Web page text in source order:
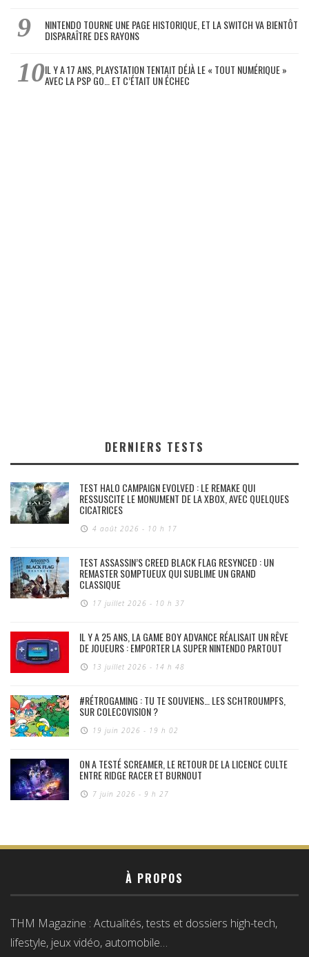
NINTENDO TOURNE UNE PAGE HISTORIQUE, ET LA SWITCH VA BIENTÔT
DISPARAÎTRE DES RAYONS
IL Y A 17 ANS, PLAYSTATION TENTAIT DÉJÀ LE « TOUT NUMÉRIQUE »
AVEC LA PSP GO… ET C’ÉTAIT UN ÉCHEC
DERNIERS TESTS
TEST HALO CAMPAIGN EVOLVED : LE REMAKE QUI
RESSUSCITE LE MONUMENT DE LA XBOX, AVEC QUELQUES
CICATRICES
4 août 2026 - 10 h 17
TEST ASSASSIN’S CREED BLACK FLAG RESYNCED : UN
REMASTER SOMPTUEUX QUI SUBLIME UN GRAND
CLASSIQUE
17 juillet 2026 - 10 h 37
IL Y A 25 ANS, LA GAME BOY ADVANCE RÉALISAIT UN RÊVE
DE JOUEURS : EMPORTER LA SUPER NINTENDO PARTOUT
13 juillet 2026 - 14 h 48
#RÉTROGAMING : TU TE SOUVIENS… LES SCHTROUMPFS,
SUR COLECOVISION ?
19 juin 2026 - 19 h 02
ON A TESTÉ SCREAMER, LE RETOUR DE LA LICENCE CULTE
ENTRE RIDGE RACER ET BURNOUT
7 juin 2026 - 9 h 27
À PROPOS
THM Magazine : Actualités, tests et dossiers high-tech,
lifestyle, jeux vidéo, automobile…